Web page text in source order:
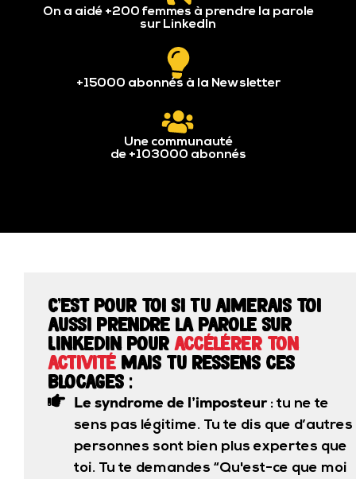
On a aidé +200 femmes à prendre la parole
sur LinkedIn
+15000 abonnés à la Newsletter
Une communauté
de +103000 abonnés
C'est pour toi si Tu aimerais toi
aussi prendre la parole sur
Linkedin pour accélérer ton
activité mais tu ressens ces
blocages :
Le syndrome de l’imposteur: tu ne te
sens pas légitime. Tu te dis que d’autres
personnes sont bien plus expertes que
toi. Tu te demandes “Qu'est-ce que moi